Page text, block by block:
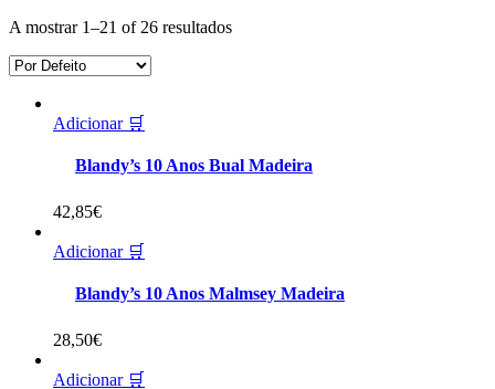
A mostrar 1–21 of 26 resultados
Adicionar 🛒
Blandy’s 10 Anos Bual Madeira
42,85€
Adicionar 🛒
Blandy’s 10 Anos Malmsey Madeira
28,50€
Adicionar 🛒